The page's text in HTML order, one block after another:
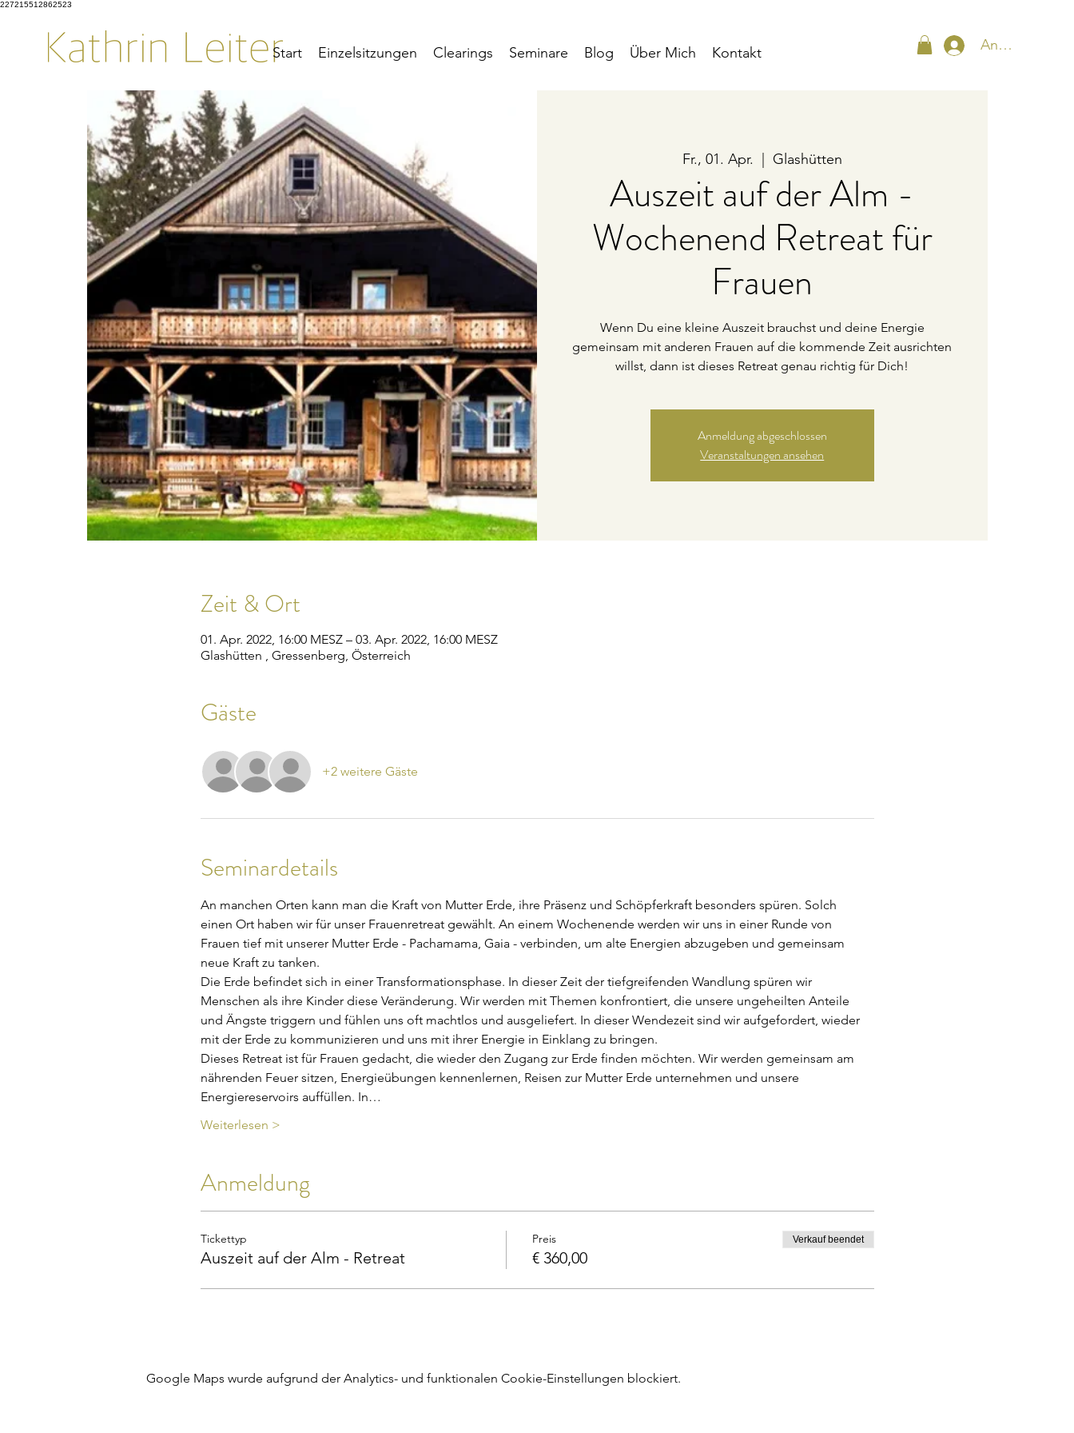
227215512862523
Start Einzelsitzungen Clearings Seminare Blog Über Mich Kontakt Anmelden
Fr., 01. Apr.
  |
Glashütten
Auszeit auf der Alm -
Wochenend Retreat für
Frauen
Wenn Du eine kleine Auszeit brauchst und deine Energie
gemeinsam mit anderen Frauen auf die kommende Zeit ausrichten
willst, dann ist dieses Retreat genau richtig für Dich!
Anmeldung abgeschlossen
Veranstaltungen ansehen
Zeit & Ort
01. Apr. 2022, 16:00 MESZ – 03. Apr. 2022, 16:00 MESZ
Glashütten , Gressenberg, Österreich
Gäste
+2 weitere Gäste
Seminardetails
An manchen Orten kann man die Kraft von Mutter Erde, ihre Präsenz und Schöpferkraft besonders spüren. Solch
einen Ort haben wir für unser Frauenretreat gewählt. An einem Wochenende werden wir uns in einer Runde von
Frauen tief mit unserer Mutter Erde - Pachamama, Gaia - verbinden, um alte Energien abzugeben und gemeinsam
neue Kraft zu tanken.
Die Erde befindet sich in einer Transformationsphase. In dieser Zeit der tiefgreifenden Wandlung spüren wir
Menschen als ihre Kinder diese Veränderung. Wir werden mit Themen konfrontiert, die unsere ungeheilten Anteile
und Ängste triggern und fühlen uns oft machtlos und ausgeliefert. In dieser Wendezeit sind wir aufgefordert, wieder
mit der Erde zu kommunizieren und uns mit ihrer Energie in Einklang zu bringen.
Dieses Retreat ist für Frauen gedacht, die wieder den Zugang zur Erde finden möchten. Wir werden gemeinsam am
nährenden Feuer sitzen, Energieübungen kennenlernen, Reisen zur Mutter Erde unternehmen und unsere
Energiereservoirs auffüllen. In…
Weiterlesen >
Anmeldung
Tickettyp
Auszeit auf der Alm - Retreat
Preis
€ 360,00
Verkauf beendet
Google Maps wurde aufgrund der Analytics- und funktionalen Cookie-Einstellungen blockiert.